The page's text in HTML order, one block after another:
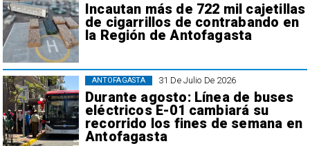
Incautan más de 722 mil cajetillas
de cigarrillos de contrabando en
la Región de Antofagasta
31 De Julio De 2026
Durante agosto: Línea de buses
eléctricos E-01 cambiará su
recorrido los fines de semana en
Antofagasta
ANTOFAGASTA